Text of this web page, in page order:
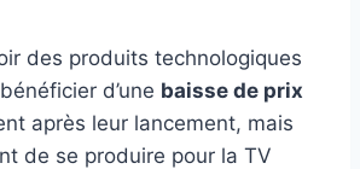
des produits technologiques
d’une baisse de prix
après leur lancement, mais
de se produire pour la TV